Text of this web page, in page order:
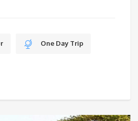
One Day Trip